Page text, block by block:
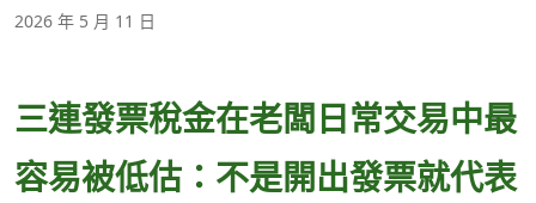
2026 年 5 月 11 日
三連發票稅金在老闆日常交易中最
容易被低估：不是開出發票就代表